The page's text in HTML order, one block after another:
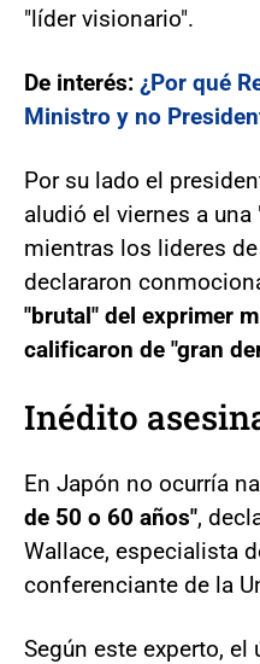
"líder visionario".
De interés: ¿Por qué
Ministro y no
Por su lado el
aludió el viernes a una
mientras los lideres
declararon
"brutal" del exprimer
calificaron de "gran
Inédito
En Japón no ocurría
de 50 o 60 años",
Wallace, especialista
conferenciante de la
Según este experto,